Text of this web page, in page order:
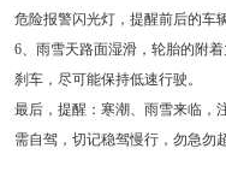
危险报警闪光灯，提醒前后的车辆
6、雨雪天路面湿滑，轮胎的附
刹车，尽可能保持低速行驶。
最后，提醒：寒潮、雨雪来临，
需自驾，切记稳驾慢行，勿急勿超